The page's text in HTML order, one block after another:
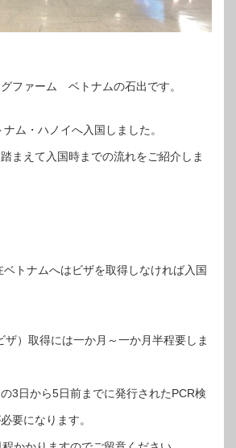
ファーム ベトナムの石出です。
ム・ハノイへ入国しました。
まえて入国時までの流れをご紹介しま
ベトナムへはビザを取得しなければ入国
ザ）取得には一か月～一か月半程要しま
3日から5日前までに発行されたPCR検
要になります。